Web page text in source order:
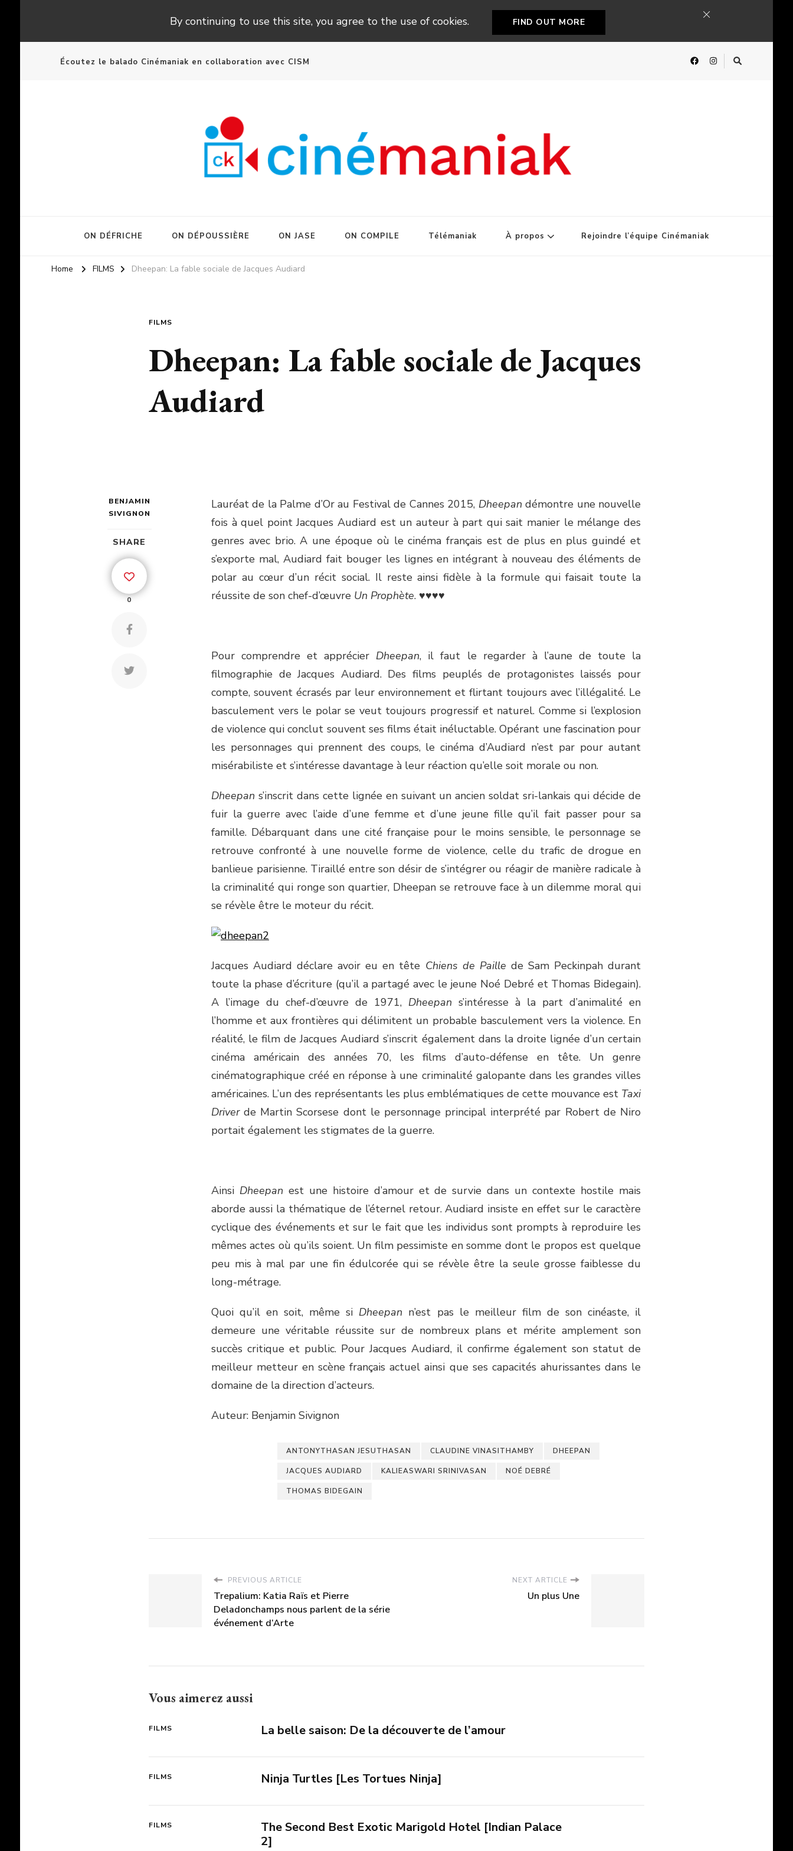
By continuing to use this site, you agree to the use of cookies. FIND OUT MORE
Écoutez le balado Cinémaniak en collaboration avec CISM
ON DÉFRICHE ON DÉPOUSSIÈRE ON JASE ON COMPILE Télémaniak À propos Rejoindre l’équipe Cinémaniak
Home FILMS Dheepan: La fable sociale de Jacques Audiard
FILMS
Dheepan: La fable sociale de Jacques
Audiard
BENJAMIN
SIVIGNON
SHARE
0
Lauréat de la Palme d’Or au Festival de Cannes 2015, Dheepandémontre une nouvelle
fois à quel point Jacques Audiard est un auteur à part qui sait manier le mélange des
genres avec brio. A une époque où le cinéma français est de plus en plus guindé et
s’exporte mal, Audiard fait bouger les lignes en intégrant à nouveau des éléments de
polar au cœur d’un récit social. Il reste ainsi fidèle à la formule qui faisait toute la
réussite de son chef-d’œuvre Un Prophète. ♥♥♥♥
Pour comprendre et apprécier Dheepan, il faut le regarder à l’aune de toute la
filmographie de Jacques Audiard. Des films peuplés de protagonistes laissés pour
compte, souvent écrasés par leur environnement et flirtant toujours avec l’illégalité. Le
basculement vers le polar se veut toujours progressif et naturel. Comme si l’explosion
de violence qui conclut souvent ses films était inéluctable. Opérant une fascination pour
les personnages qui prennent des coups, le cinéma d’Audiard n’est par pour autant
misérabiliste et s’intéresse davantage à leur réaction qu’elle soit morale ou non.
Dheepan s’inscrit dans cette lignée en suivant un ancien soldat sri-lankais qui décide de
fuir la guerre avec l’aide d’une femme et d’une jeune fille qu’il fait passer pour sa
famille. Débarquant dans une cité française pour le moins sensible, le personnage se
retrouve confronté à une nouvelle forme de violence, celle du trafic de drogue en
banlieue parisienne. Tiraillé entre son désir de s’intégrer ou réagir de manière radicale à
la criminalité qui ronge son quartier, Dheepan se retrouve face à un dilemme moral qui
se révèle être le moteur du récit.
Jacques Audiard déclare avoir eu en tête Chiens de Paille de Sam Peckinpah durant
toute la phase d’écriture (qu’il a partagé avec le jeune Noé Debré et Thomas Bidegain).
A l’image du chef-d’œuvre de 1971, Dheepan s’intéresse à la part d’animalité en
l’homme et aux frontières qui délimitent un probable basculement vers la violence. En
réalité, le film de Jacques Audiard s’inscrit également dans la droite lignée d’un certain
cinéma américain des années 70, les films d’auto-défense en tête. Un genre
cinématographique créé en réponse à une criminalité galopante dans les grandes villes
américaines. L’un des représentants les plus emblématiques de cette mouvance est Taxi
Driverde Martin Scorsese dont le personnage principal interprété par Robert de Niro
portait également les stigmates de la guerre.
Ainsi Dheepan est une histoire d’amour et de survie dans un contexte hostile mais
aborde aussi la thématique de l’éternel retour. Audiard insiste en effet sur le caractère
cyclique des événements et sur le fait que les individus sont prompts à reproduire les
mêmes actes où qu’ils soient. Un film pessimiste en somme dont le propos est quelque
peu mis à mal par une fin édulcorée qui se révèle être la seule grosse faiblesse du
long-métrage.
Quoi qu’il en soit, même si Dheepan n’est pas le meilleur film de son cinéaste, il
demeure une véritable réussite sur de nombreux plans et mérite amplement son
succès critique et public. Pour Jacques Audiard, il confirme également son statut de
meilleur metteur en scène français actuel ainsi que ses capacités ahurissantes dans le
domaine de la direction d’acteurs.
Auteur: Benjamin Sivignon
ANTONYTHASAN JESUTHASAN CLAUDINE VINASITHAMBY DHEEPAN
JACQUES AUDIARD KALIEASWARI SRINIVASAN NOÉ DEBRÉ
THOMAS BIDEGAIN
PREVIOUS ARTICLE
Trepalium: Katia Raïs et Pierre
Deladonchamps nous parlent de la série
événement d’Arte
NEXT ARTICLE
Un plus Une
Vous aimerez aussi
FILMS La belle saison: De la découverte de l’amour
FILMS Ninja Turtles [Les Tortues Ninja]
FILMS
The Second Best Exotic Marigold Hotel [Indian Palace
2]